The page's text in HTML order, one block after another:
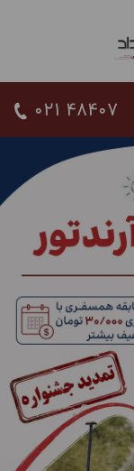
021 48407